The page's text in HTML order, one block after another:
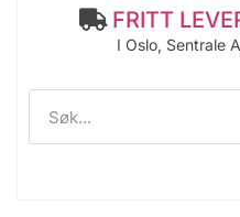
FRITT
I Oslo, Sentrale